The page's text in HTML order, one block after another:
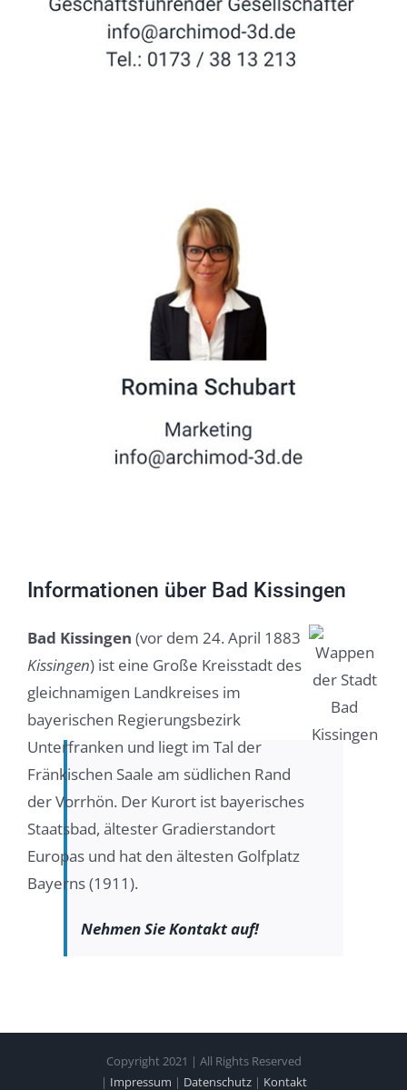
Informationen über Bad Kissingen
Bad Kissingen (vor dem 24. April 1883
Kissingen) ist eine Große Kreisstadt des
gleichnamigen Landkreises im
bayerischen Regierungsbezirk
Unterfranken und liegt im Tal der
Fränkischen Saale am südlichen Rand
der Vorrhön. Der Kurort ist bayerisches
Staatsbad, ältester Gradierstandort
Europas und hat den ältesten Golfplatz
Bayerns (1911).
Nehmen Sie Kontakt auf!
Copyright 2021 | All Rights Reserved
| Impressum | Datenschutz| Kontakt